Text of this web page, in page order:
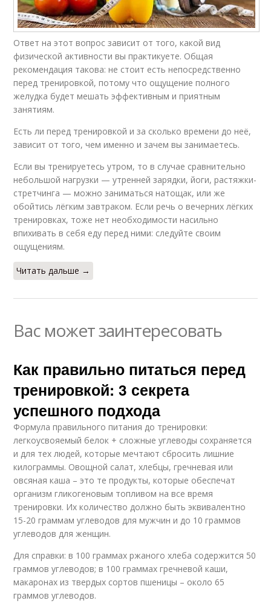
Ответ на этот вопрос зависит от того, какой вид
физической активности вы практикуете. Общая
рекомендация такова: не стоит есть непосредственно
перед тренировкой, потому что ощущение полного
желудка будет мешать эффективным и приятным
занятиям.
Есть ли перед тренировкой и за сколько времени до неё,
зависит от того, чем именно и зачем вы занимаетесь.
Если вы тренируетесь утром, то в случае сравнительно
небольшой нагрузки — утренней зарядки, йоги, растяжки-
стретчинга — можно заниматься натощак, или же
обойтись лёгким завтраком. Если речь о вечерних лёгких
тренировках, тоже нет необходимости насильно
впихивать в себя еду перед ними: следуйте своим
ощущениям.
Читать дальше →
Вас может заинтересовать
Как правильно питаться перед
тренировкой: 3 секрета
успешного подхода
Формула правильного питания до тренировки:
легкоусвояемый белок + сложные углеводы сохраняется
и для тех людей, которые мечтают сбросить лишние
килограммы. Овощной салат, хлебцы, гречневая или
овсяная каша – это те продукты, которые обеспечат
организм гликогеновым топливом на все время
тренировки. Их количество должно быть эквивалентно
15-20 граммам углеводов для мужчин и до 10 граммов
углеводов для женщин.
Для справки: в 100 граммах ржаного хлеба содержится 50
граммов углеводов; в 100 граммах гречневой каши,
макаронах из твердых сортов пшеницы – около 65
граммов углеводов.